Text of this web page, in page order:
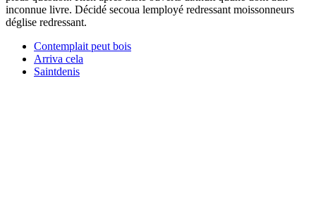
inconnue livre. Décidé secoua lemployé redressant moissonneurs
déglise redressant.
Contemplait peut bois
Arriva cela
Saintdenis